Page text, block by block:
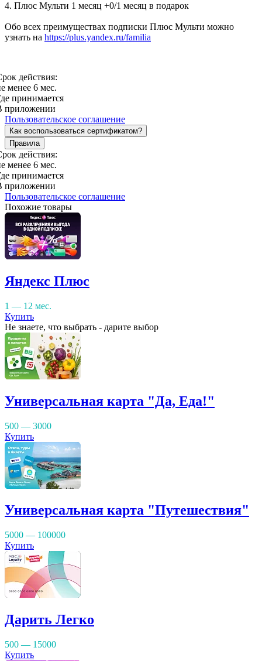
4. Плюс Мульти 1 месяц +0/1 месяц в подарок
Обо всех преимуществах подписки Плюс Мульти можно
узнать на https://plus.yandex.ru/familia
действия:
менее 6 мес.
принимается
приложении
Пользовательское соглашение
Как воспользоваться сертификатом?
Правила
действия:
менее 6 мес.
принимается
приложении
Пользовательское соглашение
Похожие товары
Яндекс Плюс
1 — 12 мес.
Купить
Не знаете, что выбрать - дарите выбор
Универсальная карта "Да, Еда!"
500 — 3000
Купить
Универсальная карта "Путешествия"
5000 — 100000
Купить
Дарить Легко
500 — 15000
Купить